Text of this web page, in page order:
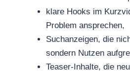
klare Hooks im
Problem ansprechen,
Suchanzeigen, die
sondern Nutzen
Teaser-Inhalte, die